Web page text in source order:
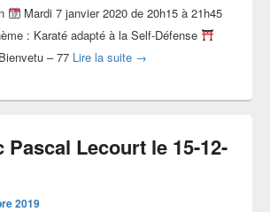
Mardi 7 janvier 2020 de 20h15 à 21h45
: Karaté adapté à la Self-Défense
– 77 Lire la suite Stage avec Geoffrey
→
Pascal Lecourt le 15-12-
2019